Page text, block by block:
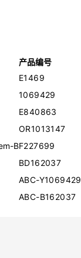
产品编号
E1469
1069429
E840863
OR1013147
BF227699
BD162037
ABC-Y1069429
ABC-B162037